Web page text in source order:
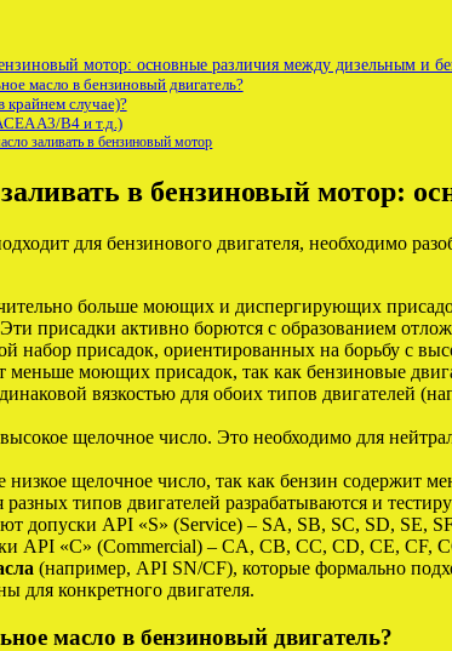
мотор: основные различия между дизельным и
масло в бензиновый двигатель?
крайнем случае)?
A3/B4 и т.д.)
заливать в бензиновый мотор
в бензиновый мотор:
для бензинового двигателя, необходимо
больше моющих и диспергирующих
присадки активно борются с образованием
набор присадок, ориентированных на борьбу с
меньше моющих присадок, так как бензиновые
вязкостью для обоих типов двигателей
щелочное число. Это необходимо для
низкое щелочное число, так как бензин содержит
разных типов двигателей разрабатываются и
допуски API «S» (Service) – SA, SB, SC, SD, SE,
API «C» (Commercial) – CA, CB, CC, CD, CE, CF,
(например, API SN/CF), которые формально
для конкретного двигателя.
масло в бензиновый двигатель?